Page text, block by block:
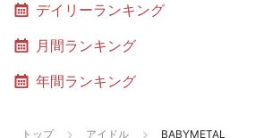
デイリーランキング
月間ランキング
年間ランキング
トップ アイドル BABYMETAL